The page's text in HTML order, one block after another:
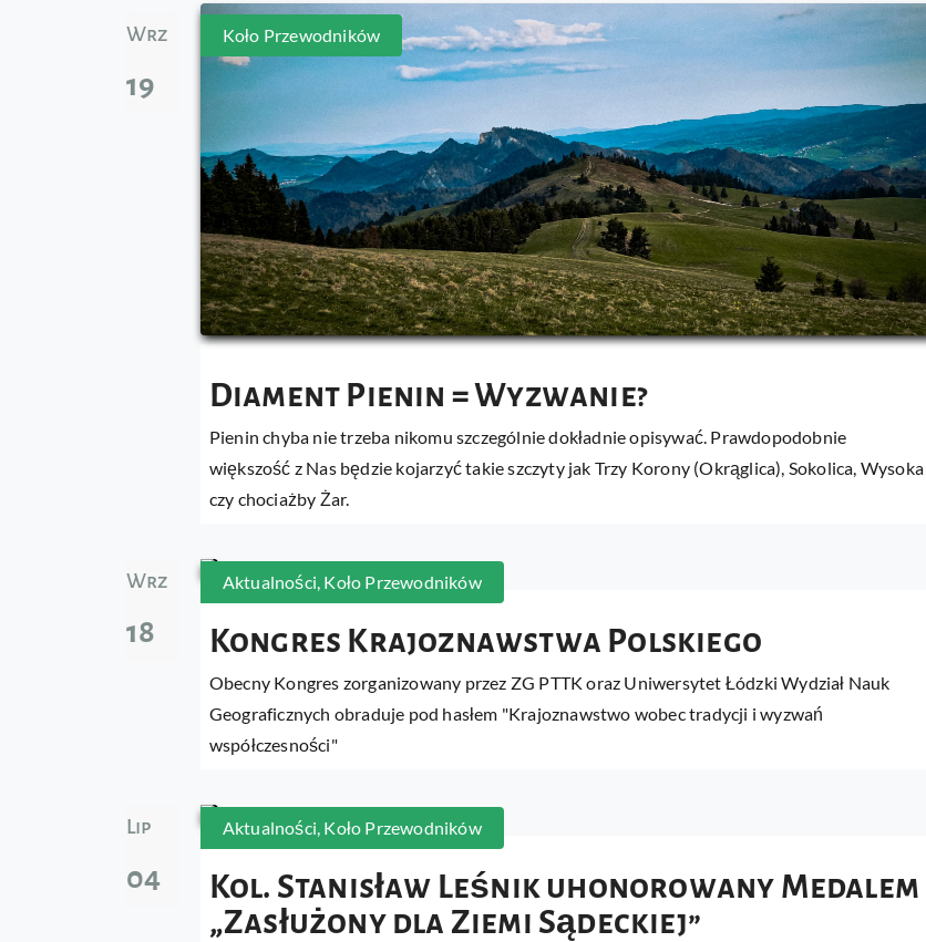
Wrz
19
Koło Przewodników
Diament Pienin = Wyzwanie?
Pienin chyba nie trzeba nikomu szczególnie dokładnie opisywać. Prawdopodobnie
większość z Nas będzie kojarzyć takie szczyty jak Trzy Korony (Okrąglica), Sokolica, Wysoka
czy chociażby Żar.
Wrz
18
Aktualności, Koło Przewodników
Kongres Krajoznawstwa Polskiego
Obecny Kongres zorganizowany przez ZG PTTK oraz Uniwersytet Łódzki Wydział Nauk
Geograficznych obraduje pod hasłem "Krajoznawstwo wobec tradycji i wyzwań
współczesności"
Lip
04
Aktualności, Koło Przewodników
Kol. Stanisław Leśnik uhonorowany Medalem
„Zasłużony dla Ziemi Sądeckiej”